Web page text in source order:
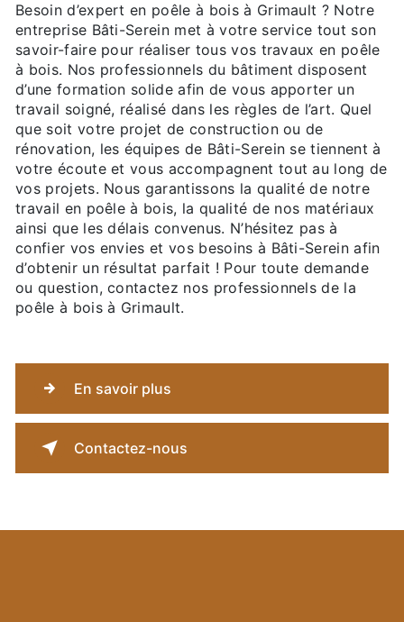
Besoin d’expert en poêle à bois à Grimault ? Notre
entreprise Bâti-Serein met à votre service tout son
savoir-faire pour réaliser tous vos travaux en poêle
à bois. Nos professionnels du bâtiment disposent
d’une formation solide afin de vous apporter un
travail soigné, réalisé dans les règles de l’art. Quel
que soit votre projet de construction ou de
rénovation, les équipes de Bâti-Serein se tiennent à
votre écoute et vous accompagnent tout au long de
vos projets. Nous garantissons la qualité de notre
travail en poêle à bois, la qualité de nos matériaux
ainsi que les délais convenus. N’hésitez pas à
confier vos envies et vos besoins à Bâti-Serein afin
d’obtenir un résultat parfait ! Pour toute demande
ou question, contactez nos professionnels de la
poêle à bois à Grimault.
En savoir plus
Contactez-nous